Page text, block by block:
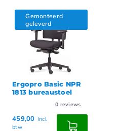
Gemonteerd
geleverd
Ergopro Basic NPR
1813 bureaustoel
0 reviews
459,00 Incl.
btw